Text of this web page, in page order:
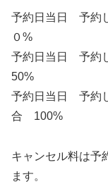
予約日当日 予約
０%
予約日当日 予約
50%
予約日当日 予約
合 100%
キャンセル料は予
ます。